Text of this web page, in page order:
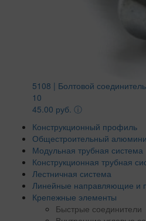
5108 | Болтовой
10
45.00 руб. ⓘ
Конструкционный профиль
Общестроительный
Модульная трубная система
Конструкционная трубная
Лестничная система
Линейные направляющие и
Крепежные элементы
Быстрые соединители